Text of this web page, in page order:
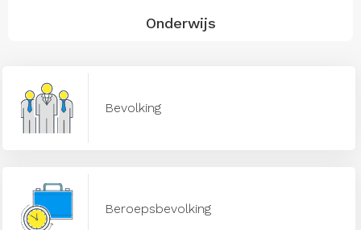
Onderwijs
Bevolking
Beroepsbevolking